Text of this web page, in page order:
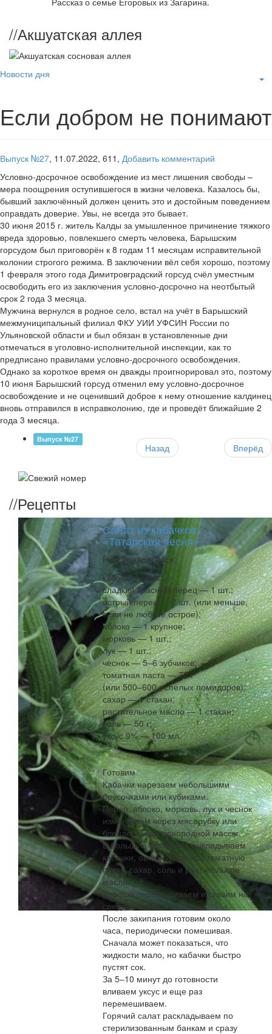
//Акшуатская аллея
Новости дня
Если добром не понимают
Выпуск №27, 11.07.2022, 611, Добавить комментарий
Условно-досрочное освобождение из мест лишения свободы –
мера поощрения оступившегося в жизни человека. Казалось бы,
бывший заключённый должен ценить это и достойным поведением
оправдать доверие. Увы, не всегда это бывает.
30 июня 2015 г. житель Калды за умышленное причинение тяжкого
вреда здоровью, повлекшего смерть человека, Барышским
горсудом был приговорён к 8 годам 11 месяцам исправительной
колонии строгого режима. В заключении вёл себя хорошо, поэтому
1 февраля этого года Димитровградский горсуд счёл уместным
освободить его из заключения условно-досрочно на неотбытый
срок 2 года 3 месяца.
Мужчина вернулся в родное село, встал на учёт в Барышский
межмуниципальный филиал ФКУ УИИ УФСИН России по
Ульяновской области и был обязан в установленные дни
отмечаться в уголовно-исполнительной инспекции, как то
предписано правилами условно-досрочного освобождения.
Однако за короткое время он дважды проигнорировал это, поэтому
10 июня Барышский горсуд отменил ему условно-досрочное
освобождение и не оценивший доброе к нему отношение калдинец
вновь отправился в исправколонию, где и проведёт ближайшие 2
года 3 месяца.
Выпуск №27
Назад Вперёд
//Рецепты
Салат из кабачков
«Татарская песня»
Нам понадобится:
кабачки — 2 кг;
сладкий красный перец — 1 шт.;
острый перец — 2 шт. (или меньше,
если не любите острое);
яблоко — 1 крупное;
морковь — 1 шт.;
лук — 1 шт.;
чеснок — 5–6 зубчиков;
томатная паста — 70 г
(или 500–600 г спелых помидоров);
сахар — 1 стакан;
растительное масло — 1 стакан;
соль — 50 г;
уксус 9% — 100 мл.
Готовим
Кабачки нарезаем небольшими
брусочками или кубиками.
Перец, яблоко, морковь, лук и чеснок
измельчаем через мясорубку или
блендером до однородной массы.
В большую кастрюлю выкладываем
кабачки, овощную смесь, томатную
пасту, сахар, соль и растительное
масло.
Хорошо перемешиваем и ставим на
средний огонь.
После закипания готовим около
часа, периодически помешивая.
Сначала может показаться, что
жидкости мало, но кабачки быстро
пустят сок.
За 5–10 минут до готовности
вливаем уксус и еще раз
перемешиваем.
Горячий салат раскладываем по
стерилизованным банкам и сразу